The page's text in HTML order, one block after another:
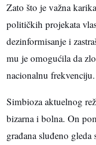
Zato što je važna
političkih projekata
dezinformisanje i
mu je omogućila da
nacionalnu frekvenciju.
Simbioza aktuelnog
bizarna i bolna. On
građana sluđeno